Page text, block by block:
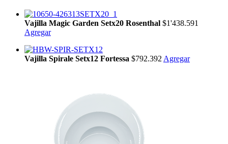
Vajilla Magic Garden Setx20 Rosenthal $1'438.591
Agregar
Vajilla Spirale Setx12 Fortessa $792.392 Agregar